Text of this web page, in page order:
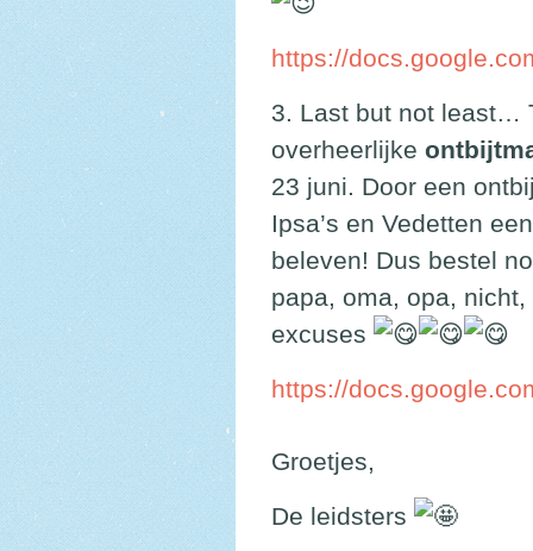
https://
3. Last but not least…
overheerlijke
23 juni. Door een
Ipsa’s en Vedetten
beleven! Dus bestel
papa, oma, opa,
excuses
https://
Groetjes,
De leidsters